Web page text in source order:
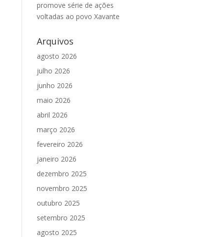
promove série de ações
voltadas ao povo Xavante
Arquivos
agosto 2026
julho 2026
junho 2026
maio 2026
abril 2026
março 2026
fevereiro 2026
janeiro 2026
dezembro 2025
novembro 2025
outubro 2025
setembro 2025
agosto 2025